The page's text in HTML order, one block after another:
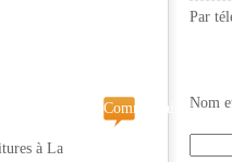
Commentaires
fermés
à La
Par
Nom